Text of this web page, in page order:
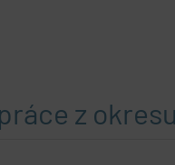
z okresu